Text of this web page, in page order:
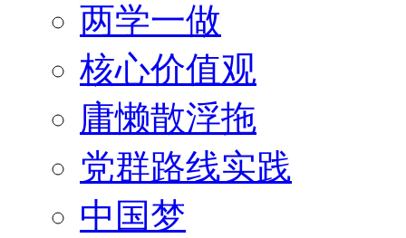
两学一做
核心价值观
庸懒散浮拖
党群路线实践
中国梦